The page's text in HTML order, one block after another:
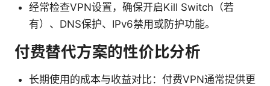
经常检查VPN设置，确保开启Kill Switch（若
有）、DNS保护、IPv6禁用或防护功能。
付费替代方案的性价比分析
长期使用的成本与收益对比：付费VPN通常提供更